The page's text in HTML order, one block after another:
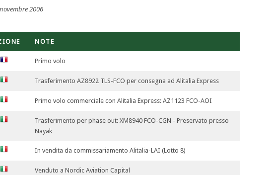
2006
NOTE
Primo volo
Trasferimento AZ8922 TLS-FCO per consegna ad Alitalia Express
Primo volo commerciale con Alitalia Express: AZ1123 FCO-AOI
Trasferimento per phase out: XM8940 FCO-CGN - Preservato presso
Nayak
In vendita da commissariamento Alitalia-LAI (Lotto 8)
Venduto a Nordic Aviation Capital